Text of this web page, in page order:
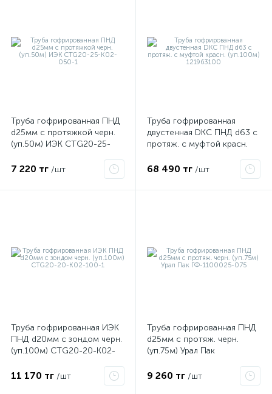
Труба гофрированная ПНД
d25мм с протяжкой черн.
(уп.50м) ИЭК CTG20-25-
7 220 тг /шт
Труба гофрированная
двустенная DKC ПНД d63 с
протяж. с муфтой красн.
68 490 тг /шт
Труба гофрированная ИЭК
ПНД d20мм с зондом черн.
(уп.100м) CTG20-20-K02-
11 170 тг /шт
Труба гофрированная ПНД
d25мм с протяж. черн.
(уп.75м) Урал Пак
9 260 тг /шт